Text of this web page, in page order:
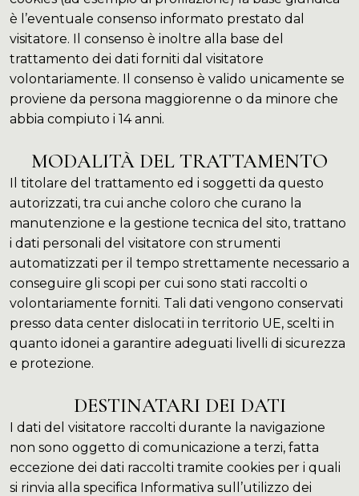
è l’eventuale consenso informato prestato dal
visitatore. Il consenso è inoltre alla base del
trattamento dei dati forniti dal visitatore
volontariamente. Il consenso è valido unicamente se
proviene da persona maggiorenne o da minore che
abbia compiuto i 14 anni.
MODALITÀ DEL TRATTAMENTO
Il titolare del trattamento ed i soggetti da questo
autorizzati, tra cui anche coloro che curano la
manutenzione e la gestione tecnica del sito, trattano
i dati personali del visitatore con strumenti
automatizzati per il tempo strettamente necessario a
conseguire gli scopi per cui sono stati raccolti o
volontariamente forniti. Tali dati vengono conservati
presso data center dislocati in territorio UE, scelti in
quanto idonei a garantire adeguati livelli di sicurezza
e protezione.
DESTINATARI DEI DATI
I dati del visitatore raccolti durante la navigazione
non sono oggetto di comunicazione a terzi, fatta
eccezione dei dati raccolti tramite cookies per i quali
si rinvia alla specifica Informativa sull’utilizzo dei